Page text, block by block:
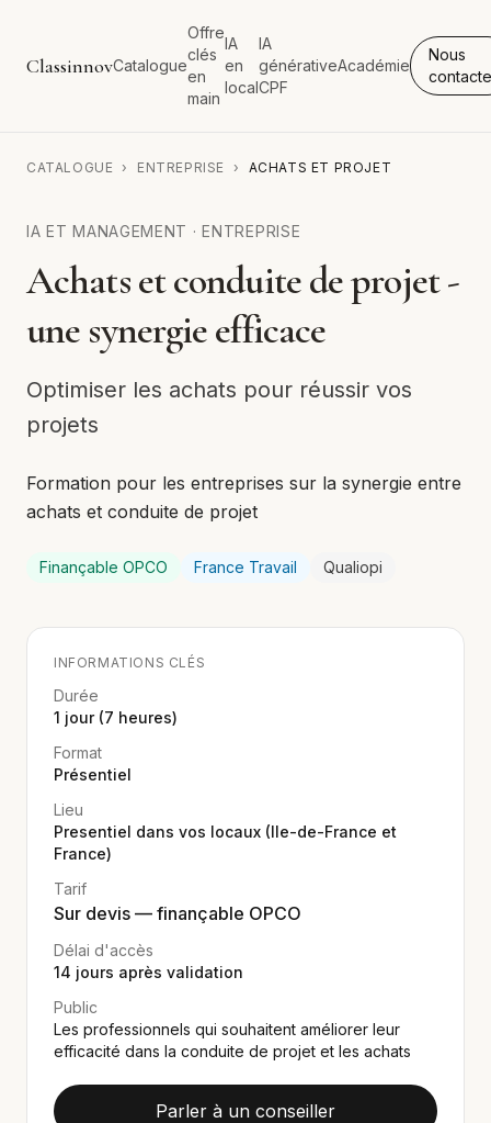
ClassinnovCatalogue
Offre
clés
en
main
IA
en
local
IA
générative
CPF
Académie
Nous
CATALOGUE › ENTREPRISE › ACHATS ET PROJET
IA ET MANAGEMENT ·ENTREPRISE
Achats et conduite de projet -
une synergie efficace
Optimiser les achats pour réussir vos
projets
Formation pour les entreprises sur la synergie entre
achats et conduite de projet
Finançable OPCO France Travail Qualiopi
INFORMATIONS CLÉS
Durée
1 jour (7 heures)
Format
Présentiel
Lieu
Presentiel dans vos locaux (Ile-de-France et
France)
Tarif
Sur devis — finançable OPCO
Délai d'accès
14 jours après validation
Public
Les professionnels qui souhaitent améliorer leur
efficacité dans la conduite de projet et les achats
Parler à un conseiller